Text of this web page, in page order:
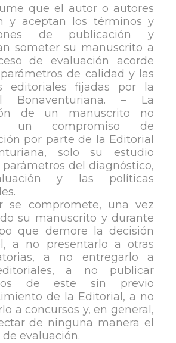
que el autor o autores
y aceptan los términos y
de publicación y
someter su manuscrito a
de evaluación acorde
de calidad y las
editoriales fijadas por la
Bonaventuriana. – La
de un manuscrito no
un compromiso de
por parte de la Editorial
solo su estudio
parámetros del diagnóstico,
y las políticas
se compromete, una vez
su manuscrito y durante
que demore la decisión
a no presentarlo a otras
a no entregarlo a
a no publicar
de este sin previo
de la Editorial, a no
a concursos y, en general,
de ninguna manera el
de evaluación.